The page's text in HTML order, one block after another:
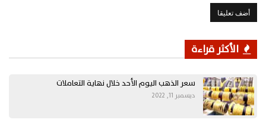
الأكثر قراءة
سعر الذهب اليوم الأحد خلال نهاية التعاملات
ديسمبر 11, 2022